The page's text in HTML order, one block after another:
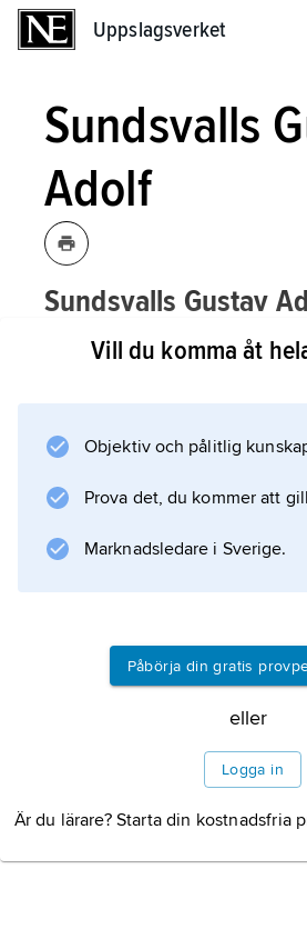
Uppslagsverket
Sundsvalls
Adolf
Sundsvalls Gustav
detta församling i
Sundsvalls kommun,
stadsbebyggelse kring nedre
söderut.
Vill du komma åt
Objektiv och pålitlig
Prova det, du kommer att
Marknadsledare i Sverige.
Påbörja din gratis
eller
Logga in
Är du lärare? Starta din kostnadsfria